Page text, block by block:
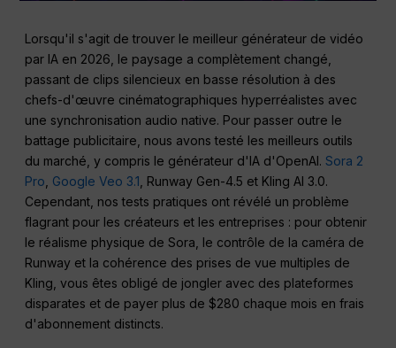
Lorsqu'il s'agit de trouver le meilleur générateur de vidéo
par IA en 2026, le paysage a complètement changé,
passant de clips silencieux en basse résolution à des
chefs-d'œuvre cinématographiques hyperréalistes avec
une synchronisation audio native. Pour passer outre le
battage publicitaire, nous avons testé les meilleurs outils
du marché, y compris le générateur d'IA d'OpenAI.Sora 2
Pro Google Veo 3.1 , Runway Gen-4.5 et Kling AI 3.0.
Cependant, nos tests pratiques ont révélé un problème
flagrant pour les créateurs et les entreprises : pour obtenir
le réalisme physique de Sora, le contrôle de la caméra de
Runway et la cohérence des prises de vue multiples de
Kling, vous êtes obligé de jongler avec des plateformes
disparates et de payer plus de $280 chaque mois en frais
d'abonnement distincts.